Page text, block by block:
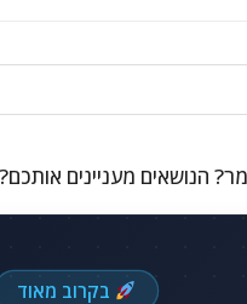
הנושאים מעניינים
בקרוב מאוד